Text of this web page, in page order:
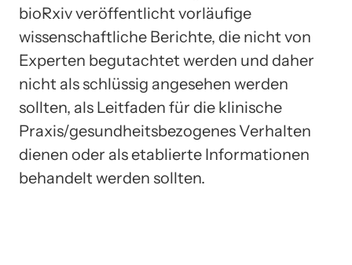
bioRxiv veröffentlicht vorläufige
wissenschaftliche Berichte, die nicht von
Experten begutachtet werden und daher
nicht als schlüssig angesehen werden
sollten, als Leitfaden für die klinische
Praxis/gesundheitsbezogenes Verhalten
dienen oder als etablierte Informationen
behandelt werden sollten.